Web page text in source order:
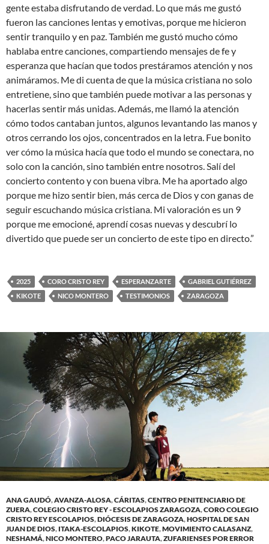
gente estaba disfrutando de verdad. Lo que más me gustó
fueron las canciones lentas y emotivas, porque me hicieron
sentir tranquilo y en paz. También me gustó mucho cómo
hablaba entre canciones, compartiendo mensajes de fe y
esperanza que hacían que todos prestáramos atención y nos
animáramos. Me di cuenta de que la música cristiana no solo
entretiene, sino que también puede motivar a las personas y
hacerlas sentir más unidas. Además, me llamó la atención
cómo todos cantaban juntos, algunos levantando las manos y
otros cerrando los ojos, concentrados en la letra. Fue bonito
ver cómo la música hacía que todo el mundo se conectara, no
solo con la canción, sino también entre nosotros. Salí del
concierto contento y con buena vibra. Me ha aportado algo
porque me hizo sentir bien, más cerca de Dios y con ganas de
seguir escuchando música cristiana. Mi valoración es un 9
porque me emocioné, aprendí cosas nuevas y descubrí lo
divertido que puede ser un concierto de este tipo en directo.”
2025 CORO CRISTO REY ESPERANZARTE
GABRIEL GUTIÉRREZ
KIKOTE
NICO MONTERO TESTIMONIOS ZARAGOZA
ANA GAUDÓ,AVANZA-ALOSA,CÁRITAS,CENTRO PENITENCIARIO DE
ZUERA,COLEGIO CRISTO REY - ESCOLAPIOS ZARAGOZA,CORO COLEGIO
CRISTO REY ESCOLAPIOS,DIÓCESIS DE ZARAGOZA,HOSPITAL DE SAN
JUAN DE DIOS, ITAKA-ESCOLAPIOS,KIKOTE,MOVIMIENTO CALASANZ,
NESHAMÁ,NICO MONTERO,PACO JARAUTA,ZUFARIENSES POR ERROR